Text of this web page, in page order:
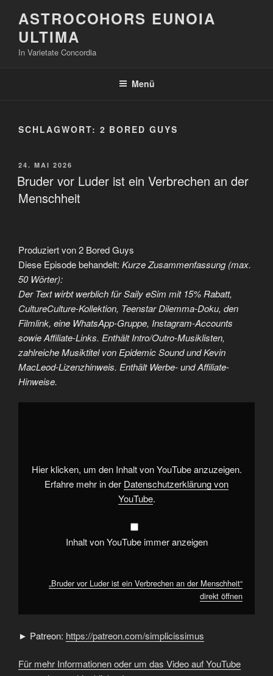
Inhalt
springen
ASTROCOHORS EUNOIA
ULTIMA
In Varietate Concordia
Menü
SCHLAGWORT: 2 BORED GUYS
VERÖFFENTLICHT
AM
24. MAI 2026
Bruder vor Luder ist ein Verbrechen an der
Menschheit
Produziert von 2 Bored Guys
Diese Episode behandelt: Kurze Zusammenfassung (max.
50 Wörter):
Der Text wirbt werblich für Saily eSim mit 15% Rabatt,
CultureCulture-Kollektion, Teenstar Dilemma-Doku, den
Filmlink, eine WhatsApp-Gruppe, Instagram-Accounts
sowie Affiliate-Links. Enthält Intro/Outro-Musiklisten,
zahlreiche Musiktitel von Epidemic Sound und Kevin
MacLeod-Lizenzhinweis. Enthält Werbe- und Affiliate-
Hinweise.
„Bruder
Menschheit“
YouTube
Hier klicken, um den Inhalt von YouTube anzuzeigen.
Erfahre mehr in der Datenschutzerklärung von
YouTube.
Inhalt von YouTube immer anzeigen
„Bruder vor Luder ist ein Verbrechen an der Menschheit“
direkt öffnen
► Patreon: https://patreon.com/simplicissimus
Für mehr Informationen oder um das Video auf YouTube